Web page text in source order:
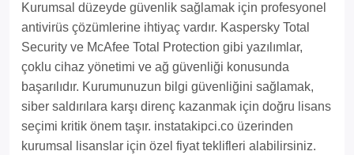
Kurumsal düzeyde güvenlik sağlamak için profesyonel
antivirüs çözümlerine ihtiyaç vardır. Kaspersky Total
Security ve McAfee Total Protection gibi yazılımlar,
çoklu cihaz yönetimi ve ağ güvenliği konusunda
başarılıdır. Kurumunuzun bilgi güvenliğini sağlamak,
siber saldırılara karşı direnç kazanmak için doğru lisans
seçimi kritik önem taşır. instatakipci.co üzerinden
kurumsal lisanslar için özel fiyat teklifleri alabilirsiniz.